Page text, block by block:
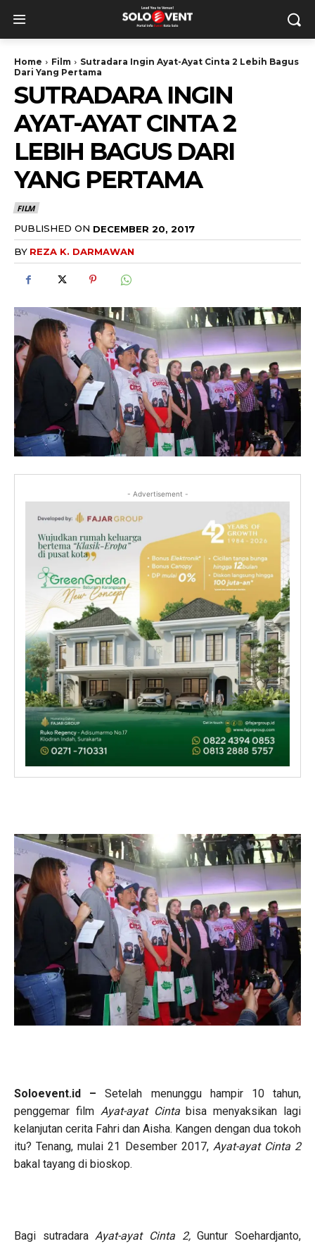
Home Film
Sutradara Ingin Ayat-Ayat Cinta 2 Lebih Bagus
Dari Yang Pertama
SUTRADARA INGIN
AYAT-AYAT CINTA 2
LEBIH BAGUS DARI
YANG PERTAMA
FILM
PUBLISHED ON DECEMBER 20, 2017
BY REZA K. DARMAWAN
- Advertisement -
Soloevent.id –Setelah menunggu hampir 10 tahun,
penggemar film Ayat-ayat Cinta bisa menyaksikan lagi
kelanjutan cerita Fahri dan Aisha. Kangen dengan dua tokoh
itu? Tenang, mulai 21 Desember 2017, Ayat-ayat Cinta 2
bakal tayang di bioskop.
Bagi sutradaraAyat-ayat Cinta 2,Guntur Soehardjanto,